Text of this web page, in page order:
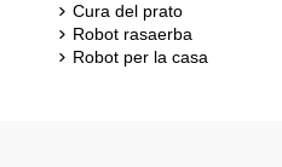
Cura del prato
Robot rasaerba
Robot per la casa